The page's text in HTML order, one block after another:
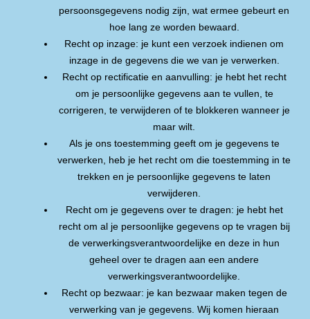
persoonsgegevens nodig zijn, wat ermee gebeurt en
hoe lang ze worden bewaard.
Recht op inzage: je kunt een verzoek indienen om
inzage in de gegevens die we van je verwerken.
Recht op rectificatie en aanvulling: je hebt het recht
om je persoonlijke gegevens aan te vullen, te
corrigeren, te verwijderen of te blokkeren wanneer je
maar wilt.
Als je ons toestemming geeft om je gegevens te
verwerken, heb je het recht om die toestemming in te
trekken en je persoonlijke gegevens te laten
verwijderen.
Recht om je gegevens over te dragen: je hebt het
recht om al je persoonlijke gegevens op te vragen bij
de verwerkingsverantwoordelijke en deze in hun
geheel over te dragen aan een andere
verwerkingsverantwoordelijke.
Recht op bezwaar: je kan bezwaar maken tegen de
verwerking van je gegevens. Wij komen hieraan